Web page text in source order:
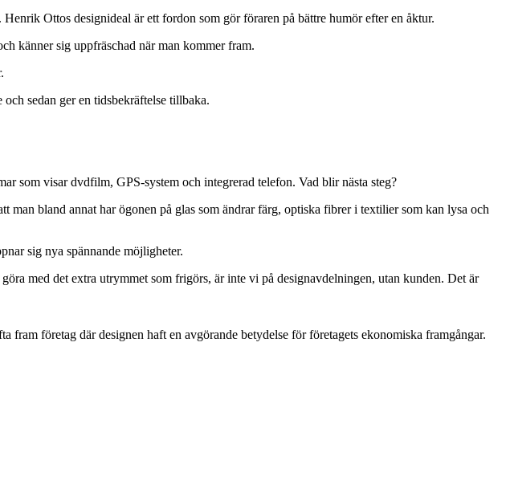
Ottos designideal är ett fordon som gör föraren på bättre humör efter en åktur.
känner sig uppfräschad när man kommer fram.
sedan ger en tidsbekräftelse tillbaka.
som visar dvdfilm, GPS-system och integrerad telefon. Vad blir nästa steg?
bland annat har ögonen på glas som ändrar färg, optiska fibrer i textilier som kan lysa och
sig nya spännande möjligheter.
med det extra utrymmet som frigörs, är inte vi på designavdelningen, utan kunden. Det är
företag där designen haft en avgörande betydelse för företagets ekonomiska framgångar.